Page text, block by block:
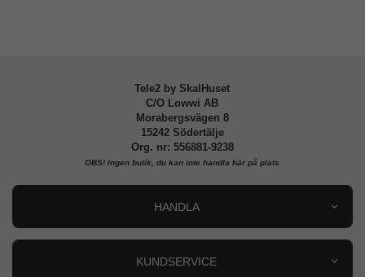
Tele2 by SkalHuset
C/O Lowwi AB
Morabergsvägen 8
15242 Södertälje
Org. nr: 556881-9238
OBS! Ingen butik, du kan inte handla här på plats
HANDLA
KUNDSERVICE